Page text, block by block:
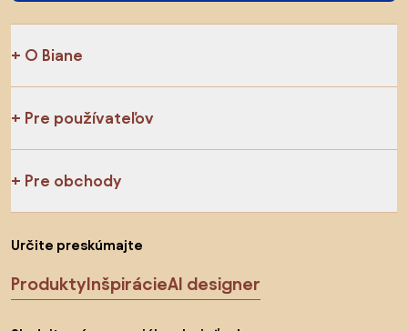
O Biane
Pre používateľov
Pre obchody
Určite preskúmajte
ProduktyInšpirácieAI designer